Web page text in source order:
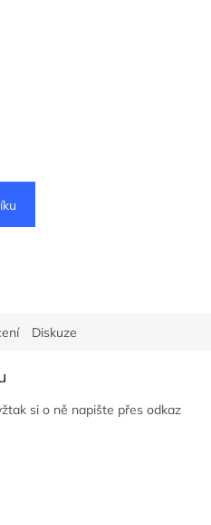
Diskuze
si o ně napište přes odkaz